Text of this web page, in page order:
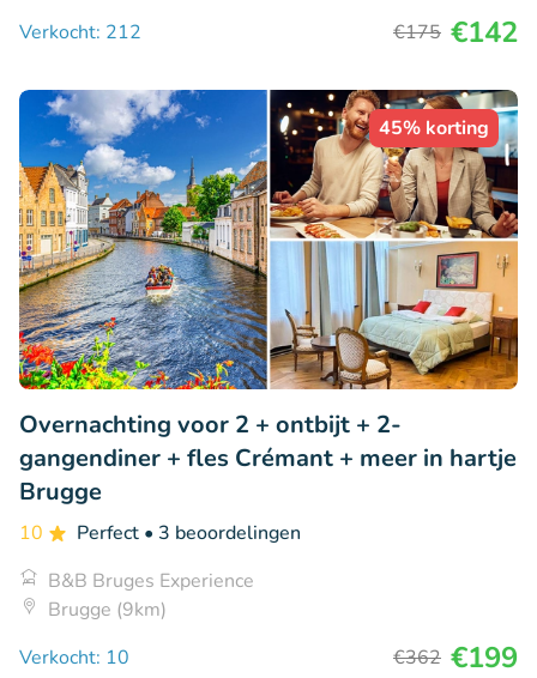
Verkocht: 212
€175 €142
45% korting
Overnachting voor 2 + ontbijt + 2-
gangendiner + fles Crémant + meer in hartje
Brugge
10 Perfect • 3 beoordelingen
B&B Bruges Experience
Brugge (9km)
Verkocht: 10
€362 €199